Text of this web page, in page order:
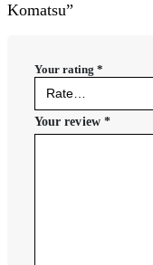
Komatsu”
Your rating *
Your review *